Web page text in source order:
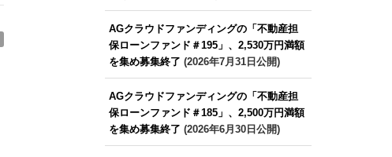
AGクラウドファンディングの「不動産担
保ローンファンド＃195」、2,530万円満額
を集め募集終了 (2026年7月31日公開)
AGクラウドファンディングの「不動産担
保ローンファンド＃185」、2,500万円満額
を集め募集終了 (2026年6月30日公開)